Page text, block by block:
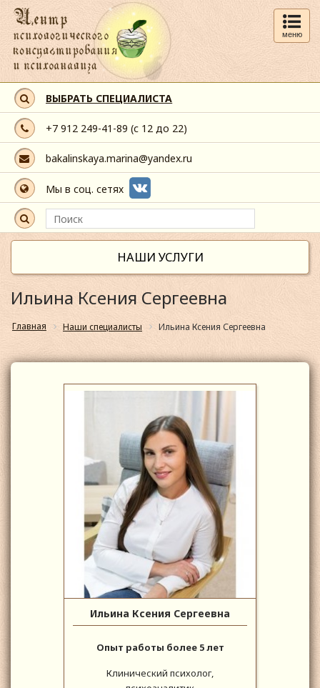
меню
ВЫБРАТЬ СПЕЦИАЛИСТА
+7 912 249-41-89 (с 12 до 22)
bakalinskaya.marina@yandex.ru
Мы в соц. сетях
НАШИ УСЛУГИ
Ильина Ксения Сергеевна
Главная Наши специалисты Ильина Ксения Сергеевна
Ильина Ксения Сергеевна
Опыт работы более 5 лет
Клинический психолог,